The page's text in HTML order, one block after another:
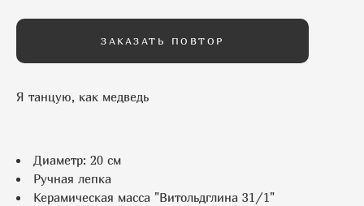
ЗАКАЗАТЬ ПОВТОР
Я танцую, как медведь
Диаметр: 20 см
Ручная лепка
Керамическая масса "Витольдглина 31/1"